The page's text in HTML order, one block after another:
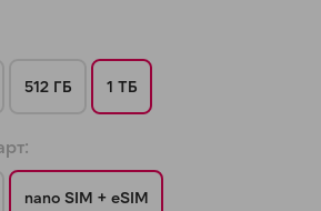
512 ГБ 1 ТБ
nano SIM + eSIM
раз в 2 недели